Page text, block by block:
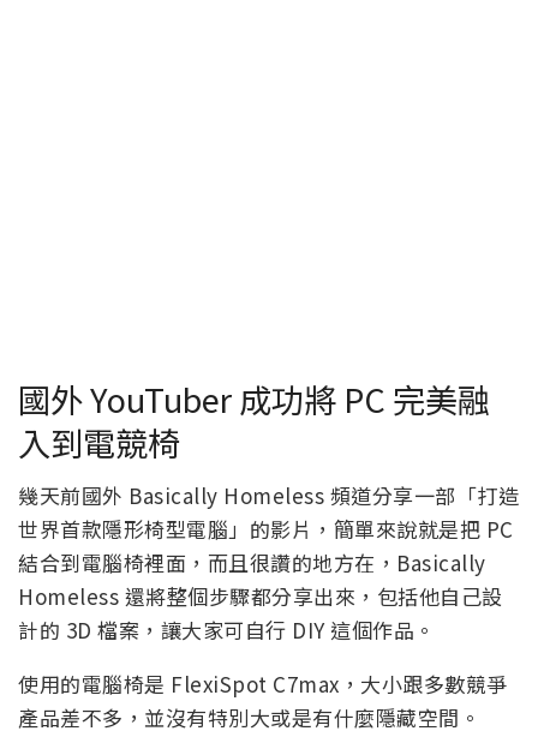
國外 YouTuber 成功將 PC 完美融
入到電競椅
幾天前國外 Basically Homeless 頻道分享一部「打造
世界首款隱形椅型電腦」的影片，簡單來說就是把 PC
結合到電腦椅裡面，而且很讚的地方在，Basically
Homeless 還將整個步驟都分享出來，包括他自己設
計的 3D 檔案，讓大家可自行 DIY 這個作品。
使用的電腦椅是 FlexiSpot C7max，大小跟多數競爭
產品差不多，並沒有特別大或是有什麼隱藏空間。